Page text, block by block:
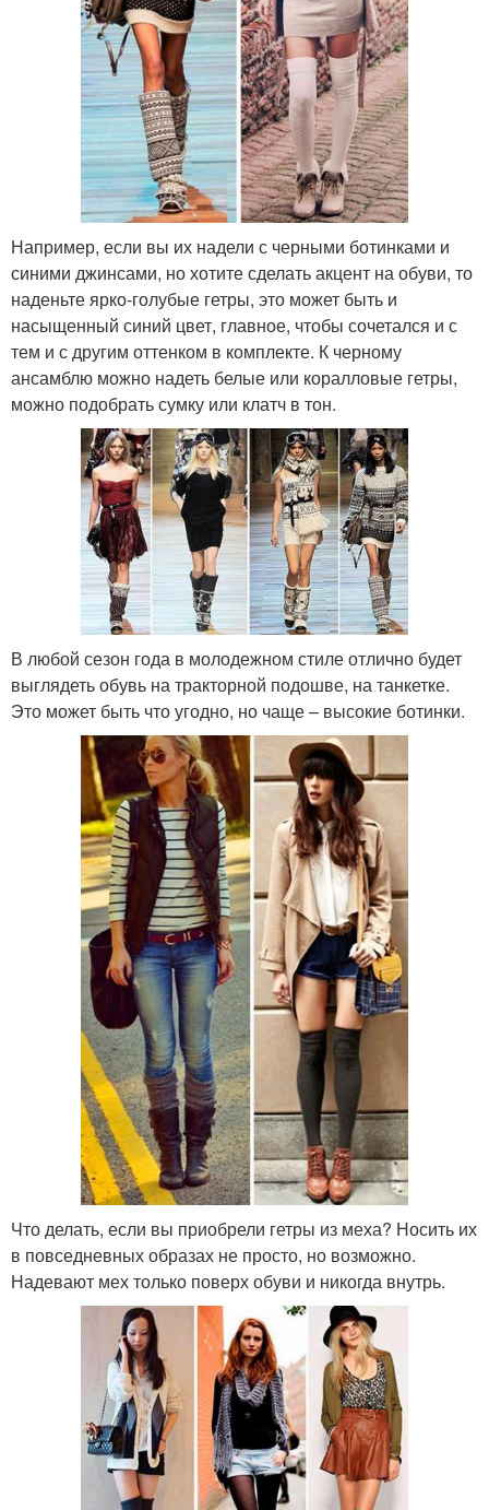
Например, если вы их надели с черными ботинками и
синими джинсами, но хотите сделать акцент на обуви, то
наденьте ярко-голубые гетры, это может быть и
насыщенный синий цвет, главное, чтобы сочетался и с
тем и с другим оттенком в комплекте. К черному
ансамблю можно надеть белые или коралловые гетры,
можно подобрать сумку или клатч в тон.
В любой сезон года в молодежном стиле отлично будет
выглядеть обувь на тракторной подошве, на танкетке.
Это может быть что угодно, но чаще – высокие ботинки.
Что делать, если вы приобрели гетры из меха? Носить их
в повседневных образах не просто, но возможно.
Надевают мех только поверх обуви и никогда внутрь.